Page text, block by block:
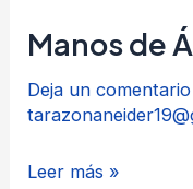
Manos de
Deja un comentario
Manos
Leer más »